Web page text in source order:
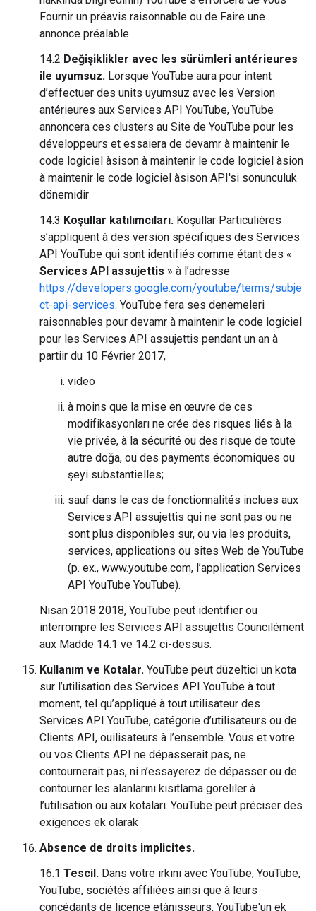
Fournir un préavis raisonnable ou de Faire une
annonce préalable.
14.2 Değişiklikler avec les sürümleri antérieures
ile uyumsuz. Lorsque YouTube aura pour intent
d’effectuer des units uyumsuz avec les Version
antérieures aux Services API YouTube, YouTube
annoncera ces clusters au Site de YouTube pour les
développeurs et essaiera de devamr à maintenir le
code logiciel àsison à maintenir le code logiciel àsion
à maintenir le code logiciel àsison API'si sonunculuk
dönemidir
14.3 Koşullar katılımcıları. Koşullar Particulières
s’appliquent à des version spécifiques des Services
API YouTube qui sont identifiés comme étant des «
Services API assujettis » à l’adresse
https://developers.google.com/youtube/terms/subje
ct-api-services. YouTube fera ses denemeleri
raisonnables pour devamr à maintenir le code logiciel
pour les Services API assujettis pendant un an à
partiir du 10 Février 2017,
video
à moins que la mise en œuvre de ces
modifikasyonları ne crée des risques liés à la
vie privée, à la sécurité ou des risque de toute
autre doğa, ou des payments économiques ou
şeyi substantielles;
sauf dans le cas de fonctionnalités inclues aux
Services API assujettis qui ne sont pas ou ne
sont plus disponibles sur, ou via les produits,
services, applications ou sites Web de YouTube
(p. ex., www.youtube.com, l’application Services
API YouTube YouTube).
Nisan 2018 2018, YouTube peut identifier ou
interrompre les Services API assujettis Councilément
aux Madde 14.1 ve 14.2 ci-dessus.
Kullanım ve Kotalar. YouTube peut düzeltici un kota
sur l’utilisation des Services API YouTube à tout
moment, tel qu’appliqué à tout utilisateur des
Services API YouTube, catégorie d’utilisateurs ou de
Clients API, ouilisateurs à l’ensemble. Vous et votre
ou vos Clients API ne dépasserait pas, ne
contournerait pas, ni n’essayerez de dépasser ou de
contourner les alanlarını kısıtlama göreliler à
l’utilisation ou aux kotaları. YouTube peut préciser des
exigences ek olarak
Absence de droits implicites.
16.1 Tescil. Dans votre ırkını avec YouTube, YouTube,
YouTube, sociétés affiliées ainsi que à leurs
concédants de licence etànisseurs, YouTube'un ek